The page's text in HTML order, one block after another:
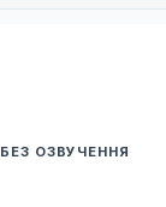
БЕЗ ОЗВУЧЕННЯ